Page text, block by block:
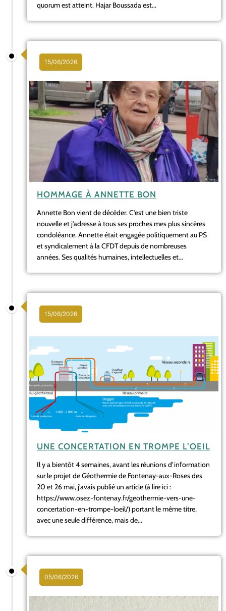
quorum est atteint. Hajar Boussada est...
15/06/2026
HOMMAGE À ANNETTE BON
Annette Bon vient de décéder. C’est une bien triste
nouvelle et j’adresse à tous ses proches mes plus sincères
condoléance. Annette était engagée politiquement au PS
et syndicalement à la CFDT depuis de nombreuses
années. Ses qualités humaines, intellectuelles et...
15/06/2026
UNE CONCERTATION EN TROMPE L’OEIL
Il y a bientôt 4 semaines, avant les réunions d’information
sur le projet de Géothermie de Fontenay-aux-Roses des
20 et 26 mai, j’avais publié un article (à lire ici :
https://www.osez-fontenay.fr/geothermie-vers-une-
concertation-en-trompe-loeil/) portant le même titre,
avec une seule différence, mais de...
05/06/2026